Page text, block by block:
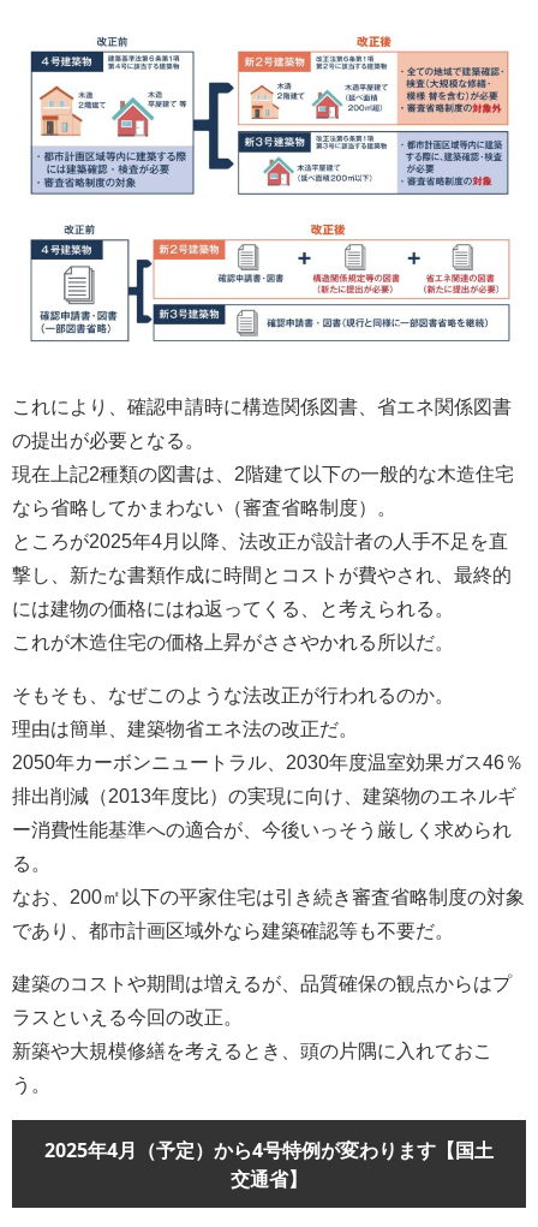
これにより、確認申請時に構造関係図書、省エネ関係図書
の提出が必要となる。
現在上記2種類の図書は、2階建て以下の一般的な木造住宅
なら省略してかまわない（審査省略制度）。
ところが2025年4月以降、法改正が設計者の人手不足を直
撃し、新たな書類作成に時間とコストが費やされ、最終的
には建物の価格にはね返ってくる、と考えられる。
これが木造住宅の価格上昇がささやかれる所以だ。
そもそも、なぜこのような法改正が行われるのか。
理由は簡単、建築物省エネ法の改正だ。
2050年カーボンニュートラル、2030年度温室効果ガス46％
排出削減（2013年度比）の実現に向け、建築物のエネルギ
ー消費性能基準への適合が、今後いっそう厳しく求められ
る。
なお、200㎡以下の平家住宅は引き続き審査省略制度の対象
であり、都市計画区域外なら建築確認等も不要だ。
建築のコストや期間は増えるが、品質確保の観点からはプ
ラスといえる今回の改正。
新築や大規模修繕を考えるとき、頭の片隅に入れておこ
う。
2025年4月（予定）から4号特例が変わります【国土
交通省】